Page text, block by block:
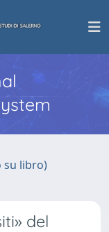
su libro)
del